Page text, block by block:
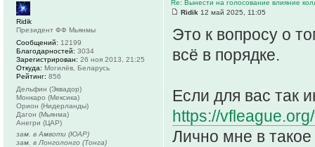
Re: Вынести на голосование влияние
Ridik 12 май 2025, 11:05
Это к вопросу о
всё в порядке.
Если для вас так
https://
Лично мне в такое
Ridik
Президент ФФ Мьянмы
Сообщений: 12199
Благодарностей: 3034
Зарегистрирован: 26 ноя 2013, 21:25
Откуда: Могилёв, Беларусь
Рейтинг: 856
Дельфин (Эквадор)
Монкаро (Мексика)
Орион (Нидерланды)
Дагон (Мьянма)
Анегри (ЦАР)
зам. в Амвоти (ЮАР)
зам. в Лонголонго (Тонга)